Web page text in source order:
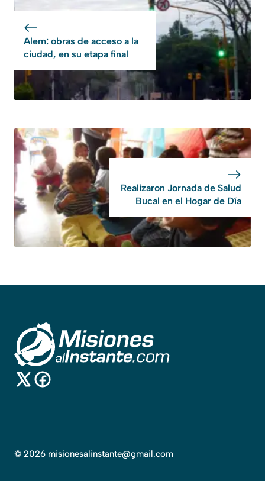
Alem: obras de acceso a la
ciudad, en su etapa final
Realizaron Jornada de Salud
Bucal en el Hogar de Día
© 2026 misionesalinstante@gmail.com